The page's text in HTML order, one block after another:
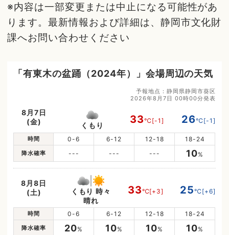
※内容は一部変更または中止になる可能性があ
ります。最新情報および詳細は、静岡市文化財
課へお問い合わせください
「有東木の盆踊（2024年）」会場周辺の天気
予報地点：静岡県静岡市葵区
2026年8月7日 00時00分発表
8月7日
(金)
くもり 33℃[-1] 26℃[-1]
時間 0-6 6-12 12-18 18-24
降水確率 --- --- --- 10%
8月8日
(土)
くもり 時々
晴れ
33℃[+3] 25℃[+6]
時間 0-6 6-12 12-18 18-24
降水確率 20% 10% 10% 10%